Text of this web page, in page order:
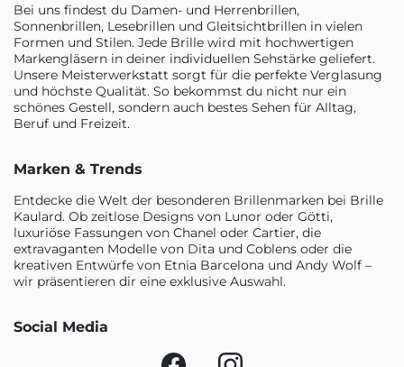
Bei uns findest du Damen- und Herrenbrillen,
Sonnenbrillen, Lesebrillen und Gleitsichtbrillen in vielen
Formen und Stilen. Jede Brille wird mit hochwertigen
Markengläsern in deiner individuellen Sehstärke geliefert.
Unsere Meisterwerkstatt sorgt für die perfekte Verglasung
und höchste Qualität. So bekommst du nicht nur ein
schönes Gestell, sondern auch bestes Sehen für Alltag,
Beruf und Freizeit.
Marken & Trends
Entdecke die Welt der besonderen Brillenmarken bei Brille
Kaulard. Ob zeitlose Designs von Lunor oder Götti,
luxuriöse Fassungen von Chanel oder Cartier, die
extravaganten Modelle von Dita und Coblens oder die
kreativen Entwürfe von Etnia Barcelona und Andy Wolf –
wir präsentieren dir eine exklusive Auswahl.
Social Media